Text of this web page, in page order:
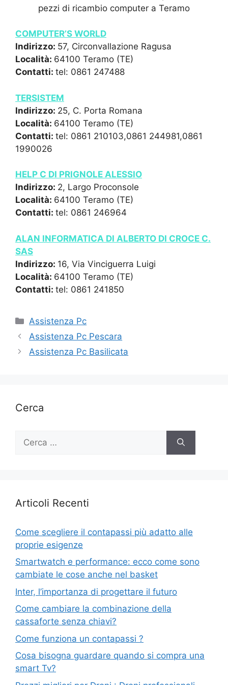
pezzi di ricambio computer a Teramo
COMPUTER’S WORLD
Indirizzo: 57, Circonvallazione Ragusa
Località: 64100 Teramo (TE)
Contatti: tel: 0861 247488
TERSISTEM
Indirizzo: 25, C. Porta Romana
Località: 64100 Teramo (TE)
Contatti: tel: 0861 210103,0861 244981,0861
1990026
HELP C DI PRIGNOLE ALESSIO
Indirizzo: 2, Largo Proconsole
Località: 64100 Teramo (TE)
Contatti: tel: 0861 246964
ALAN INFORMATICA DI ALBERTO DI CROCE C.
SAS
Indirizzo: 16, Via Vinciguerra Luigi
Località: 64100 Teramo (TE)
Contatti: tel: 0861 241850
Categorie
Assistenza Pc
Assistenza Pc Pescara
Assistenza Pc Basilicata
Cerca
per:
Articoli Recenti
Come scegliere il contapassi più adatto alle
proprie esigenze
Smartwatch e performance: ecco come sono
cambiate le cose anche nel basket
Inter, l’importanza di progettare il futuro
Come cambiare la combinazione della
cassaforte senza chiavi?
Come funziona un contapassi ?
Cosa bisogna guardare quando si compra una
smart Tv?